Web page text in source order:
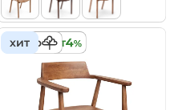
хит
деревокредит